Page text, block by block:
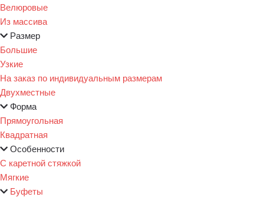
Велюровые
Из массива
Размер
Большие
Узкие
На заказ по индивидуальным размерам
Двухместные
Форма
Прямоугольная
Квадратная
Особенности
С каретной стяжкой
Мягкие
Буфеты